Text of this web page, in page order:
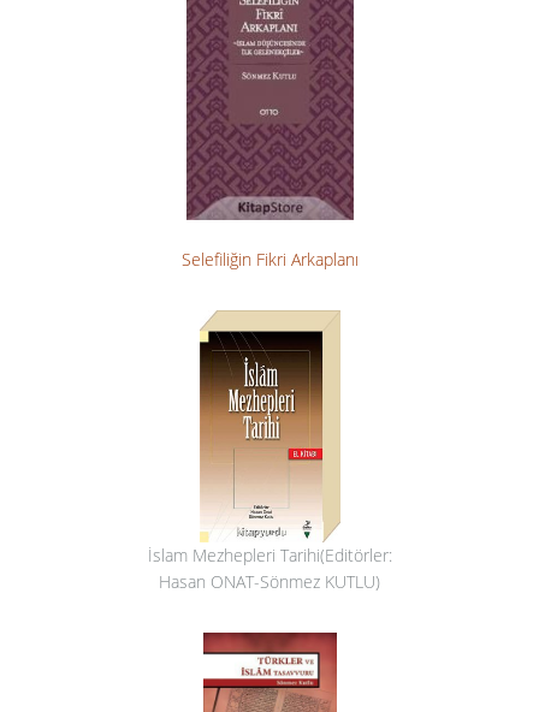
Selefiliğin Fikri Arkaplanı
İslam Mezhepleri Tarihi(Editörler:
Hasan ONAT-Sönmez KUTLU)